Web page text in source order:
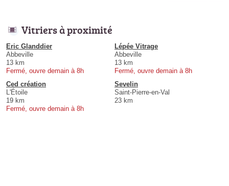
Vitriers à proximité
Eric Glanddier
Abbeville
13 km
Fermé, ouvre demain à 8h
Lépée Vitrage
Abbeville
13 km
Fermé, ouvre demain à 8h
Ced création
L'Étoile
19 km
Fermé, ouvre demain à 8h
Sevelin
Saint-Pierre-en-Val
23 km